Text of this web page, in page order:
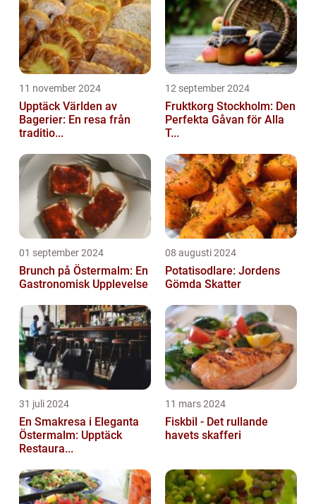
11 november 2024
Upptäck Världen av
Bagerier: En resa från
traditio...
12 september 2024
Fruktkorg Stockholm: Den
Perfekta Gåvan för Alla
T...
01 september 2024
Brunch på Östermalm: En
Gastronomisk Upplevelse
08 augusti 2024
Potatisodlare: Jordens
Gömda Skatter
31 juli 2024
En Smakresa i Eleganta
Östermalm: Upptäck
Restaura...
11 mars 2024
Fiskbil - Det rullande
havets skafferi